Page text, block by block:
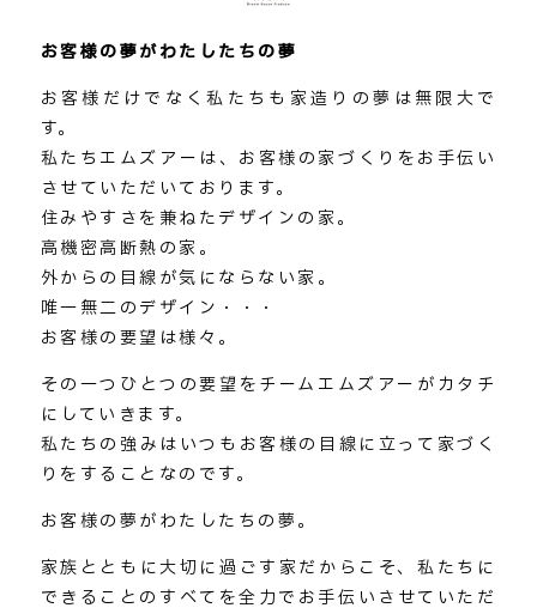
お客様の夢がわたしたちの夢
お客様だけでなく私たちも家造りの夢は無限大で
す。
私たちエムズアーは、お客様の家づくりをお手伝い
させていただいております。
住みやすさを兼ねたデザインの家。
高機密高断熱の家。
外からの目線が気にならない家。
唯一無二のデザイン・・・
お客様の要望は様々。
その一つひとつの要望をチームエムズアーがカタチ
にしていきます。
私たちの強みはいつもお客様の目線に立って家づく
りをすることなのです。
お客様の夢がわたしたちの夢。
家族とともに大切に過ごす家だからこそ、私たちに
できることのすべてを全力でお手伝いさせていただ